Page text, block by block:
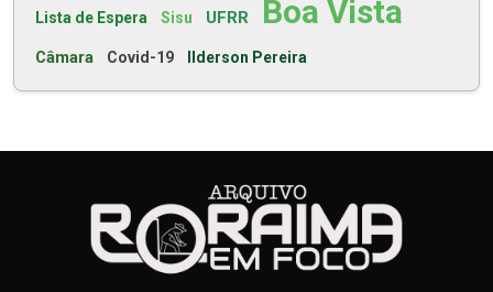
Lista de Espera Sisu UFRR Boa Vista
Câmara Covid-19 Ilderson Pereira